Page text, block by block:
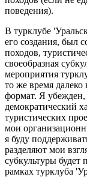
поведения).
В турклубе
его создания, был
походов,
своеобразная
мероприятия
то же время далеко
формат. Я убежден,
демократический
туристических
мои
я буду
разделяют мои
субкультуры будет
рамках турклуба